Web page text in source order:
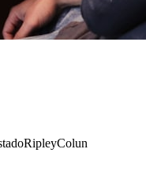
RipleyColun